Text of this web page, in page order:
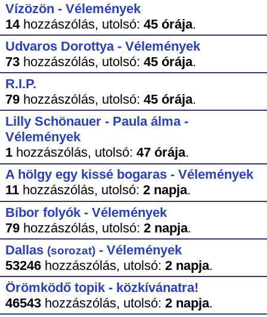
Vízözön - Vélemények
14hozzászólás, utolsó: 45 órája.
Udvaros Dorottya - Vélemények
73hozzászólás, utolsó: 45 órája.
R.I.P.
79hozzászólás, utolsó: 45 órája.
Lilly Schönauer - Paula álma -
Vélemények
1hozzászólás, utolsó: 47 órája.
A hölgy egy kissé bogaras - Vélemények
11hozzászólás, utolsó: 2 napja.
Bíbor folyók - Vélemények
79hozzászólás, utolsó: 2 napja.
Dallas (sorozat)- Vélemények
53246hozzászólás, utolsó: 2 napja.
Örömködő topik - közkívánatra!
46543hozzászólás, utolsó: 2 napja.